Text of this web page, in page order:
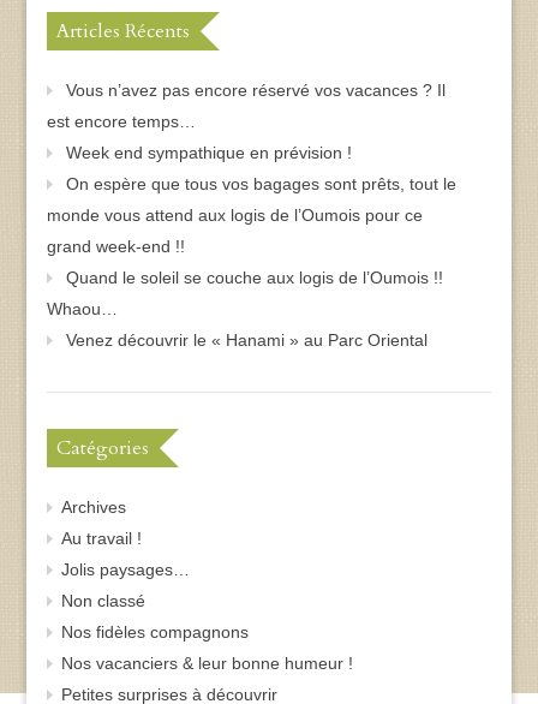
Articles Récents
Vous n’avez pas encore réservé vos vacances ? Il
est encore temps…
Week end sympathique en prévision !
On espère que tous vos bagages sont prêts, tout le
monde vous attend aux logis de l’Oumois pour ce
grand week-end !!
Quand le soleil se couche aux logis de l’Oumois !!
Whaou…
Venez découvrir le « Hanami » au Parc Oriental
Catégories
Archives
Au travail !
Jolis paysages…
Non classé
Nos fidèles compagnons
Nos vacanciers & leur bonne humeur !
Petites surprises à découvrir